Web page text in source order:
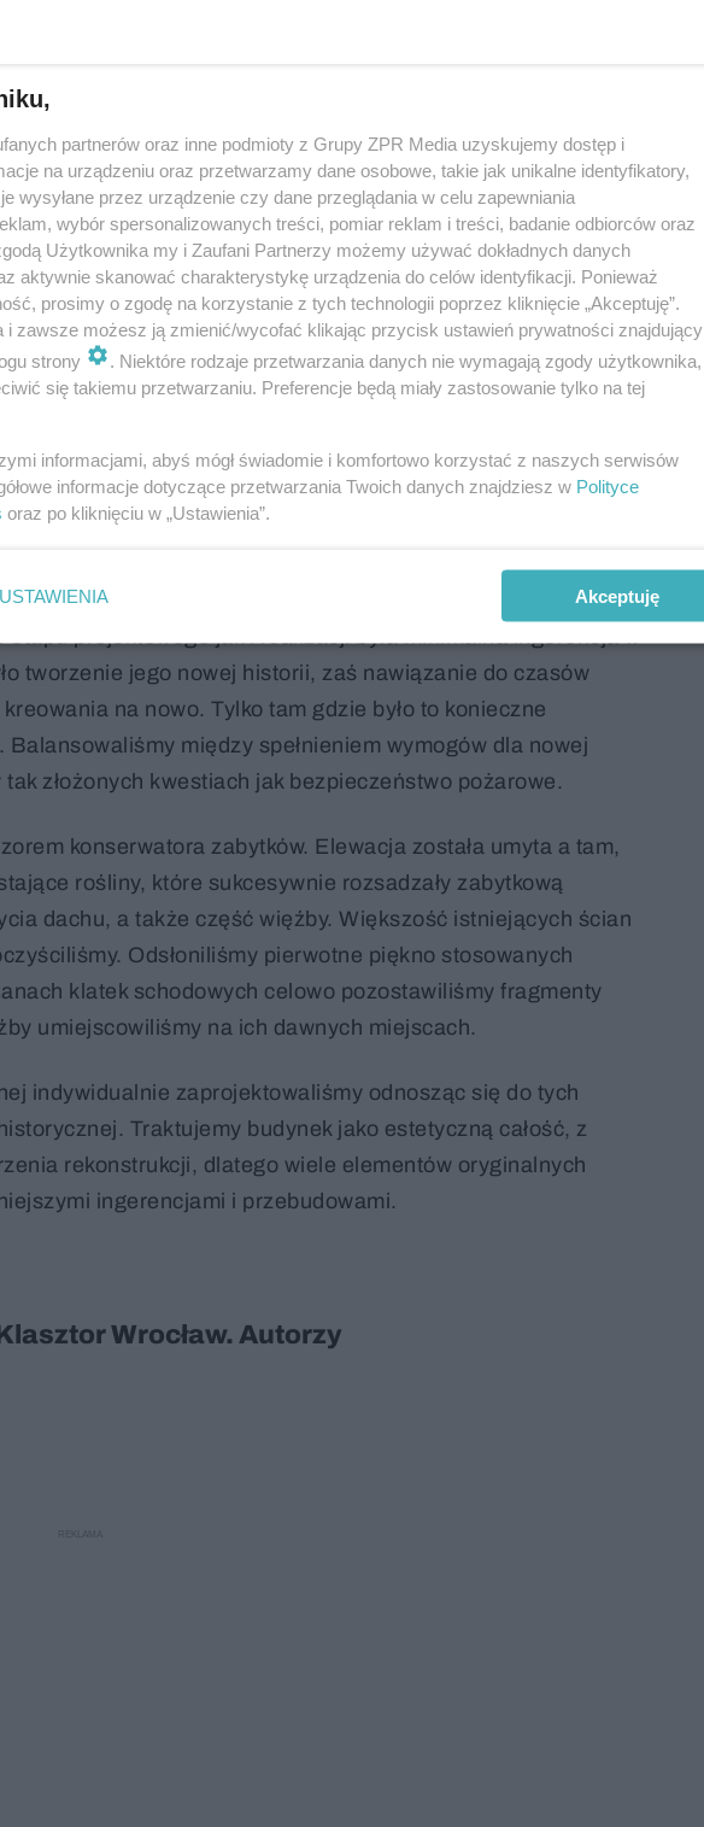
Wrocław. Założenia Autorskie
wieczny, neogotycki gmach z cegły który zaadaptowaliśmy
tynkowany z elementami ceglanymi, zwany Marianum, gdzie
Obiekty otulone są zabytkowym parkiem, który
użytek oryginalnych mieszkanek klasztoru – sióstr
projektowego jak i realizacji była minimalna ingerencja w
tworzenie jego nowej historii, zaś nawiązanie do czasów
na nowo. Tylko tam gdzie było to konieczne
między spełnieniem wymogów dla nowej
złożonych kwestiach jak bezpieczeństwo pożarowe.
konserwatora zabytków. Elewacja została umyta a tam,
rośliny, które sukcesywnie rozsadzały zabytkową
dachu, a także część więźby. Większość istniejących ścian
Odsłoniliśmy pierwotne piękno stosowanych
klatek schodowych celowo pozostawiliśmy fragmenty
umiejscowiliśmy na ich dawnych miejscach.
indywidualnie zaprojektowaliśmy odnosząc się do tych
Traktujemy budynek jako estetyczną całość, z
rekonstrukcji, dlatego wiele elementów oryginalnych
ingerencjami i przebudowami.
Wrocław. Autorzy
partnerów oraz inne podmioty z Grupy ZPR Media uzyskujemy dostęp i
na urządzeniu oraz przetwarzamy dane osobowe, takie jak unikalne identyfikatory,
wysyłane przez urządzenie czy dane przeglądania w celu zapewniania
wybór spersonalizowanych treści, pomiar reklam i treści, badanie odbiorców oraz
Użytkownika my i Zaufani Partnerzy możemy używać dokładnych danych
aktywnie skanować charakterystykę urządzenia do celów identyfikacji. Ponieważ
prosimy o zgodę na korzystanie z tych technologii poprzez kliknięcie „Akceptuję”.
i zawsze możesz ją zmienić/wycofać klikając przycisk ustawień prywatności znajdujący
strony
. Niektóre rodzaje przetwarzania danych nie wymagają zgody użytkownika,
się takiemu przetwarzaniu. Preferencje będą miały zastosowanie tylko na tej
informacjami, abyś mógł świadomie i komfortowo korzystać z naszych serwisów
informacje dotyczące przetwarzania Twoich danych znajdziesz w Polityce
oraz po kliknięciu w „Ustawienia”.
USTAWIENIA Akceptuję